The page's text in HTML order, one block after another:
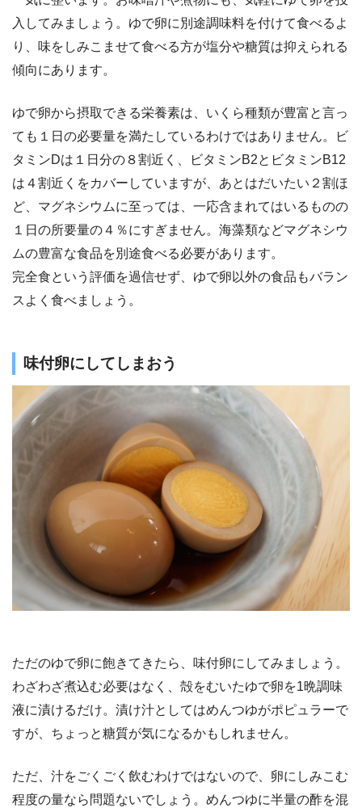
入してみましょう。ゆで卵に別途調味料を付けて食べるよ
り、味をしみこませて食べる方が塩分や糖質は抑えられる
傾向にあります。
ゆで卵から摂取できる栄養素は、いくら種類が豊富と言っ
ても１日の必要量を満たしているわけではありません。ビ
タミンDは１日分の８割近く、ビタミンB2とビタミンB12
は４割近くをカバーしていますが、あとはだいたい２割ほ
ど、マグネシウムに至っては、一応含まれてはいるものの
１日の所要量の４％にすぎません。海藻類などマグネシウ
ムの豊富な食品を別途食べる必要があります。
完全食という評価を過信せず、ゆで卵以外の食品もバラン
スよく食べましょう。
味付卵にしてしまおう
ただのゆで卵に飽きてきたら、味付卵にしてみましょう。
わざわざ煮込む必要はなく、殻をむいたゆで卵を1晩調味
液に漬けるだけ。漬け汁としてはめんつゆがポピュラーで
すが、ちょっと糖質が気になるかもしれません。
ただ、汁をごくごく飲むわけではないので、卵にしみこむ
程度の量なら問題ないでしょう。めんつゆに半量の酢を混